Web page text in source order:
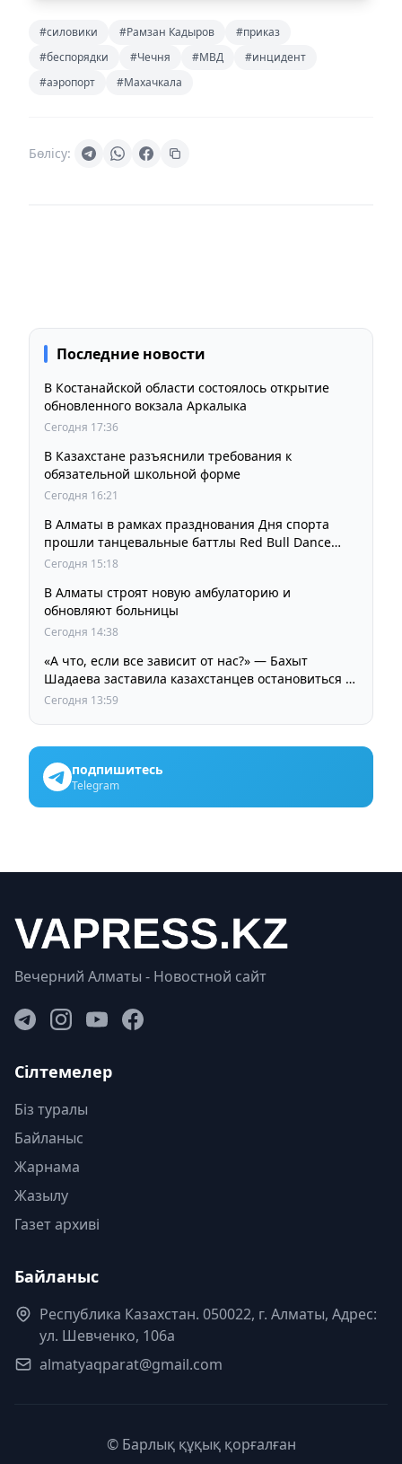
#силовики #Рамзан Кадыров
#приказ
#беспорядки
#Чечня #МВД
#инцидент
#аэропорт
#Махачкала
Бөлісу:
Последние новости
В Костанайской области состоялось открытие
обновленного вокзала Аркалыка
Сегодня 17:36
В Казахстане разъяснили требования к
обязательной школьной форме
Сегодня 16:21
В Алматы в рамках празднования Дня спорта
прошли танцевальные баттлы Red Bull Dance
Your Style
Сегодня 15:18
В Алматы строят новую амбулаторию и
обновляют больницы
Сегодня 14:38
«А что, если все зависит от нас?» — Бахыт
Шадаева заставила казахстанцев остановиться и
задуматься
Сегодня 13:59
подпишитесь
Telegram
Вечерний Алматы - Новостной сайт
Сілтемелер
Біз туралы
Байланыс
Жарнама
Жазылу
Газет архиві
Байланыс
Республика Казахстан. 050022, г. Алматы, Адрес:
ул. Шевченко, 106а
almatyaqparat@gmail.com
© Барлық құқық қорғалған